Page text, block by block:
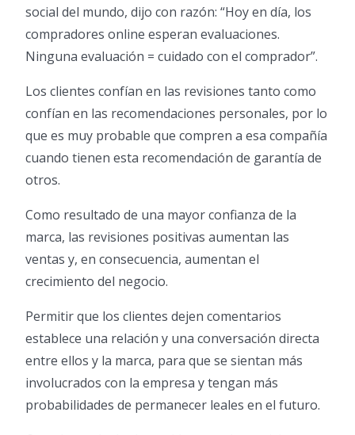
social del mundo, dijo con razón: “Hoy en día, los
compradores online esperan evaluaciones.
Ninguna evaluación = cuidado con el comprador”.
Los clientes confían en las revisiones tanto como
confían en las recomendaciones personales, por lo
que es muy probable que compren a esa compañía
cuando tienen esta recomendación de garantía de
otros.
Como resultado de una mayor confianza de la
marca, las revisiones positivas aumentan las
ventas y, en consecuencia, aumentan el
crecimiento del negocio.
Permitir que los clientes dejen comentarios
establece una relación y una conversación directa
entre ellos y la marca, para que se sientan más
involucrados con la empresa y tengan más
probabilidades de permanecer leales en el futuro.